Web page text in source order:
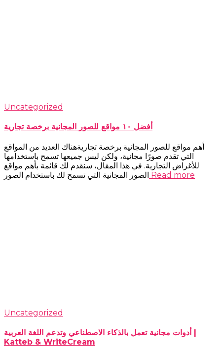
Uncategorized
أفضل ١٠ مواقع للصور المجانية برخصة تجارية
أهم مواقع للصور المجانية برخصة تجاريةهناك العديد من المواقع
التي تقدم صورًا مجانية، ولكن ليس جميعها تسمح باستخدامها
للأغراض التجارية. في هذا المقال، سنقدم لك قائمة بأهم مواقع
الصور المجانية التي تسمح لك باستخدام الصور Read more
Uncategorized
أدوات مجانية تعمل بالذكاء الاصطناعي وتدعم اللغة العربية |
Katteb & WriteCream